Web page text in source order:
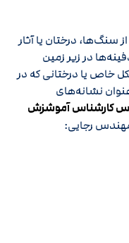
سنگ‌ها، درختان یا آثار
در زیر زمین
خاص یا درختانی که در
نشانه‌های
کارشناس آموشزش
رجایی: